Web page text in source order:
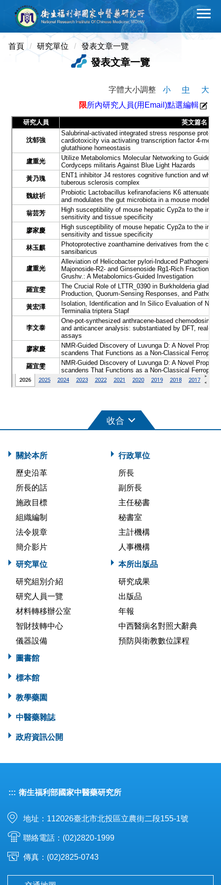
主
要
首頁 研究單位 發表文章一覽
發表文章一覽
字體大小調整 小 中
大
限所內研究人員(用Email)點選編輯
關於本所
歷史沿革
所長的話
施政目標
組織編制
法令規章
簡介影片
行政單位
所長
副所長
主任秘書
秘書室
主計機構
人事機構
研究單位
研究組別介紹
研究人員一覽
材料轉移辦公室
智財技轉中心
儀器設備
本所出版品
研究成果
出版品
年報
中西醫病名對照大辭典
預防與衛教數位課程
圖書館
標本館
教學藥園
中醫藥雜誌
政府資訊公開
::: 衛生福利部國家中醫藥研究所
地址：112026臺北市北投區立農街二段155-1號
聯絡電話：(02)2820-1999
傳真：(02)2825-0743